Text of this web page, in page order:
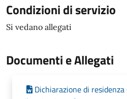
Condizioni di servizio
Si vedano allegati
Documenti e Allegati
Dichiarazione di